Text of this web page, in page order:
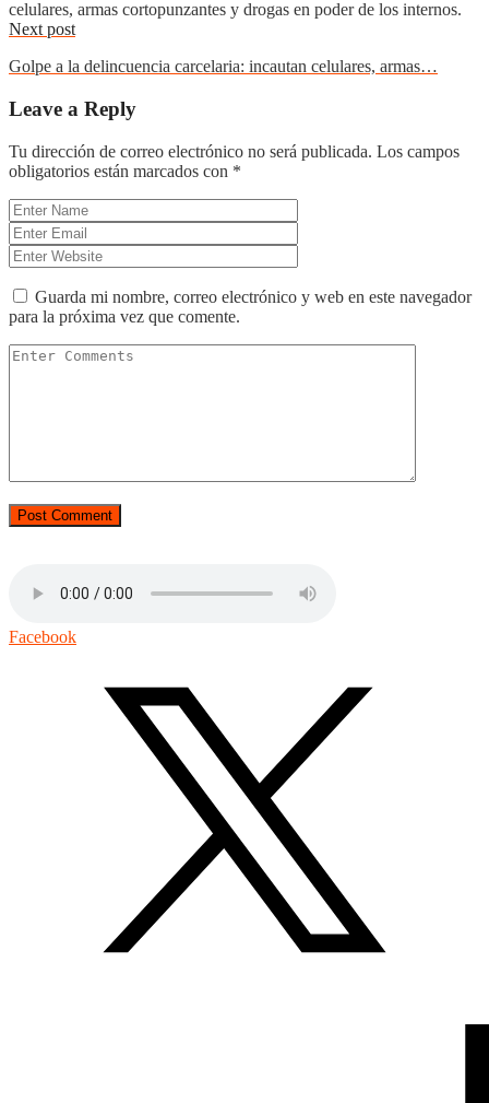
Next post
Golpe a la delincuencia carcelaria: incautan celulares, armas…
Leave a Reply
Tu dirección de correo electrónico no será publicada. Los campos
obligatorios están marcados con *
Guarda mi nombre, correo electrónico y web en este navegador
para la próxima vez que comente.
Facebook